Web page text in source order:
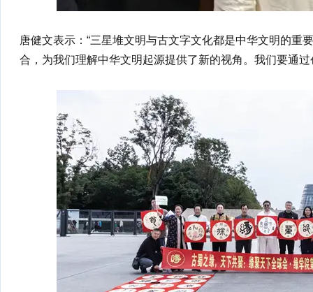
唐健文表示：“三星堆文明与古文字文化都是中华文明的重
合，为我们理解中华文明起源提供了新的视角。我们要通